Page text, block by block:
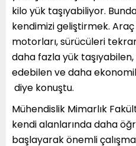
kilo yük taşıyabiliyor.
kendimizi geliştirmek.
motorları, sürücüleri
daha fazla yük
edebilen ve daha
diye konuştu.
Mühendislik Mimarlık
kendi alanlarında daha
başlayarak önemli